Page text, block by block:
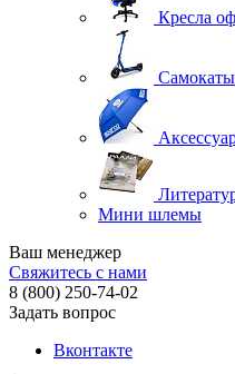
Кресла
Самокаты
Мини шлемы
Ваш менеджер
Свяжитесь с нами
8 (800) 250-74-02
Задать вопрос
Вконтакте